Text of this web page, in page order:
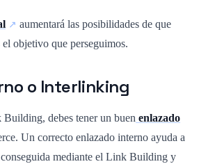
aumentará las posibilidades de que
objetivo que perseguimos.
o Interlinking
debes tener un buen enlazado
Un correcto enlazado interno ayuda a
conseguida mediante el Link Building y